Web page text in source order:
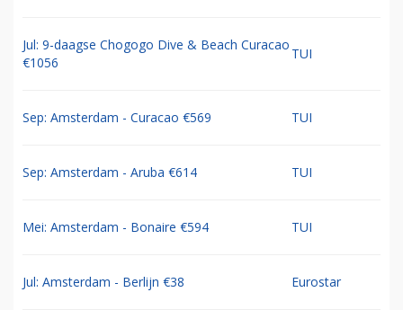
Jul: 9-daagse Chogogo Dive & Beach Curacao
€1056
TUI
Sep: Amsterdam - Curacao €569 TUI
Sep: Amsterdam - Aruba €614 TUI
Mei: Amsterdam - Bonaire €594 TUI
Jul: Amsterdam - Berlijn €38 Eurostar